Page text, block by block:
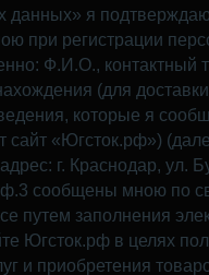
данных» я
при регистрации
Ф.И.О., контактный
(для доставки
которые я
сайт «Югсток.рф»)
г. Краснодар, ул.
сообщены мною по
путем заполнения
Югсток.рф в целях
и приобретения